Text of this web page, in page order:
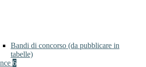
Bandi di concorso (da pubblicare in
tabelle)
6